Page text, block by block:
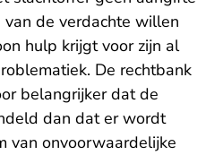
de verdachte willen
hulp krijgt voor zijn al
De rechtbank
belangrijker dat de
dan dat er wordt
van onvoorwaardelijke